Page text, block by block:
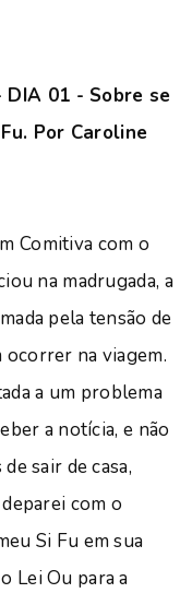
DIA 01 - Sobre se
Por Caroline
com o
na madrugada, a
pela tensão de
na viagem.
a um problema
a notícia, e não
sair de casa,
com o
Si Fu em sua
Lei Ou para a